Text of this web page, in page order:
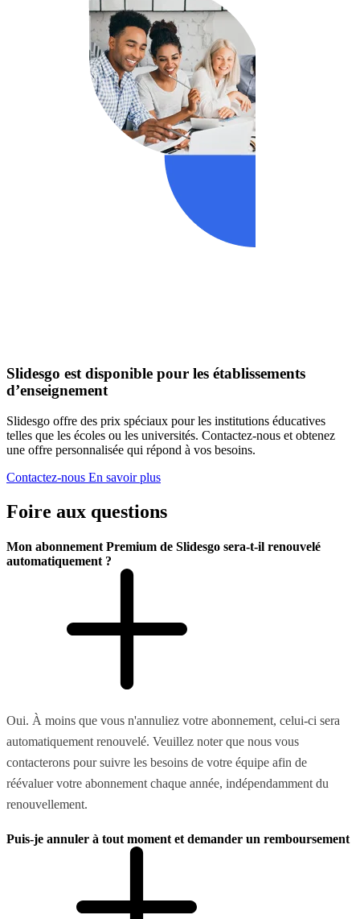
Slidesgo est disponible pour les établissements
d’enseignement
Slidesgo offre des prix spéciaux pour les institutions éducatives
telles que les écoles ou les universités. Contactez-nous et obtenez
une offre personnalisée qui répond à vos besoins.
Contactez-nous En savoir plus
Foire aux questions
Mon abonnement Premium de Slidesgo sera-t-il renouvelé
automatiquement ?
Oui. À moins que vous n'annuliez votre abonnement, celui-ci sera
automatiquement renouvelé. Veuillez noter que nous vous
contacterons pour suivre les besoins de votre équipe afin de
réévaluer votre abonnement chaque année, indépendamment du
renouvellement.
Puis-je annuler à tout moment et demander un remboursement